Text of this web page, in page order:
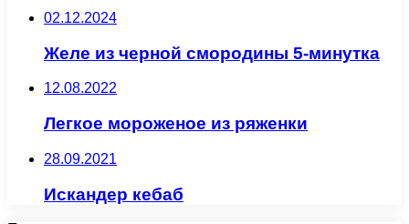
02.12.2024
Желе из черной смородины 5-минутка
12.08.2022
Легкое мороженое из ряженки
28.09.2021
Искандер кебаб